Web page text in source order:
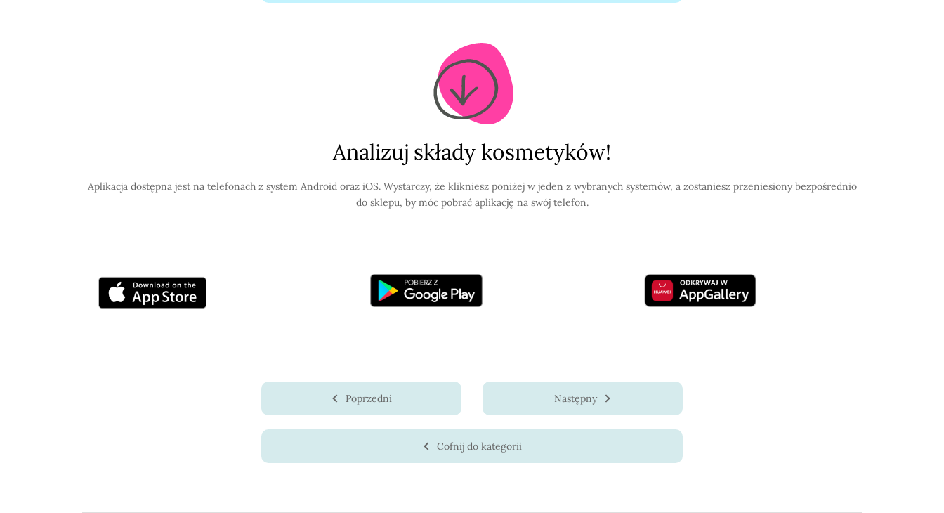
Analizuj składy kosmetyków!
Aplikacja dostępna jest na telefonach z system Android oraz iOS. Wystarczy, że klikniesz poniżej w jeden z wybranych systemów, a zostaniesz przeniesiony bezpośrednio
do sklepu, by móc pobrać aplikację na swój telefon.
Poprzedni Następny
Cofnij do kategorii